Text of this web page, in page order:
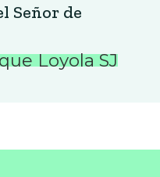
Señor de
Loyola SJ